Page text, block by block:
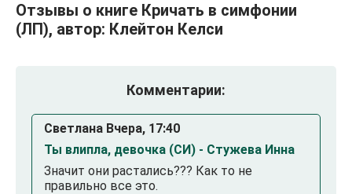
Отзывы о книге Кричать в симфонии
(ЛП), автор: Клейтон Келси
Комментарии:
Светлана Вчера, 17:40
Ты влипла, девочка (СИ) - Стужева Инна
Значит они растались??? Как то не
правильно все это.